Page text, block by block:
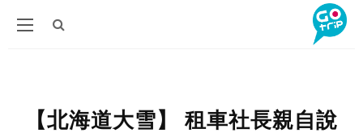
【北海道大雪】 租車社長親自說